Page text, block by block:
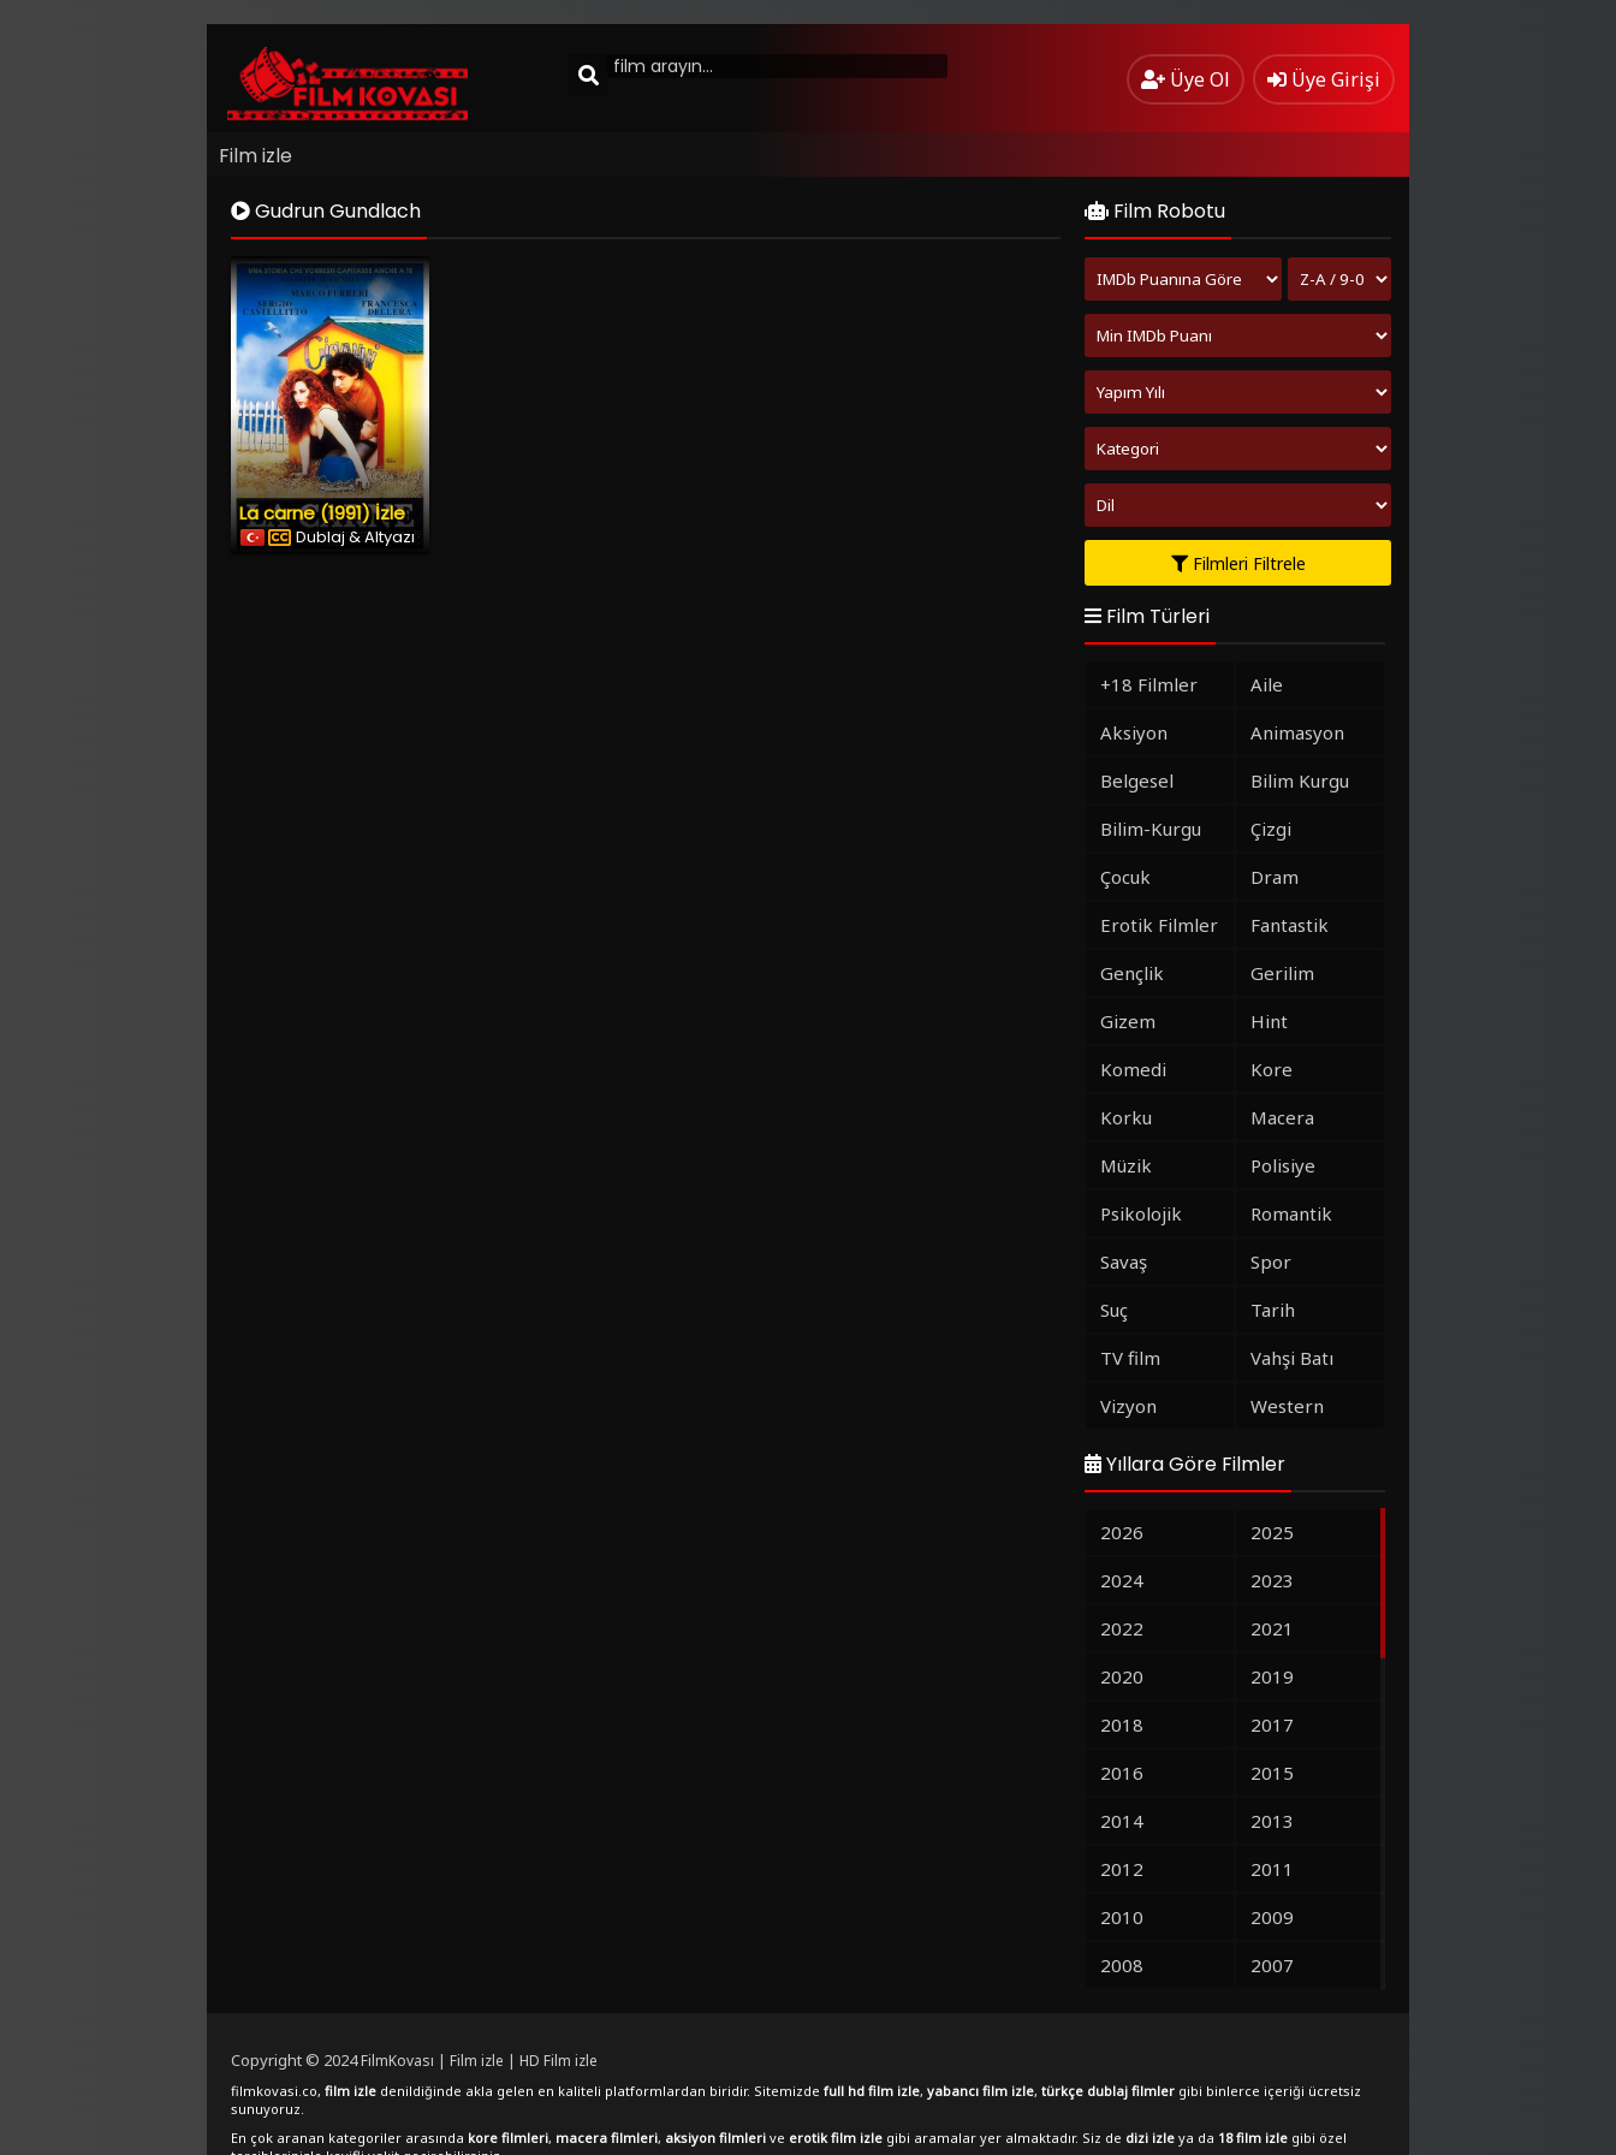
Üye Ol Üye Girişi
Film izle
Gudrun Gundlach
La carne (1991) İzle
Dublaj & Altyazı
Film Robotu
Filmleri Filtrele
Film Türleri
+18 Filmler
Aile
Aksiyon
Animasyon
Belgesel
Bilim Kurgu
Bilim-Kurgu
Çizgi
Çocuk
Dram
Erotik Filmler
Fantastik
Gençlik
Gerilim
Gizem
Hint
Komedi
Kore
Korku
Macera
Müzik
Polisiye
Psikolojik
Romantik
Savaş
Spor
Suç
Tarih
TV film
Vahşi Batı
Vizyon
Western
Yıllara Göre Filmler
2026
2025
2024
2023
2022
2021
2020
2019
2018
2017
2016
2015
2014
2013
2012
2011
2010
2009
2008
2007
Copyright © 2024FilmKovası | Film izle | HD Film izle
filmkovasi.co, film izle denildiğinde akla gelen en kaliteli platformlardan biridir. Sitemizde full hd film izle, yabancı film izle, türkçe dublaj filmler gibi binlerce içeriği ücretsiz
sunuyoruz.
En çok aranan kategoriler arasında kore filmleri, macera filmleri, aksiyon filmleri ve erotik film izle gibi aramalar yer almaktadır. Siz de dizi izle ya da 18 film izle gibi özel